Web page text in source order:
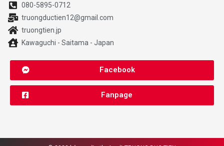
080-5895-0712
truongductien12@gmail.com
truongtien.jp
Kawaguchi - Saitama - Japan
Facebook
Fanpage